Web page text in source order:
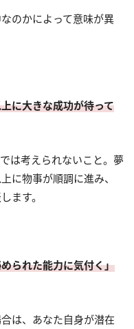
のかによって意味が異
に大きな成功が待って
は考えられないこと。夢
に物事が順調に進み、
ます。
られた能力に気付く」
は、あなた自身が潜在